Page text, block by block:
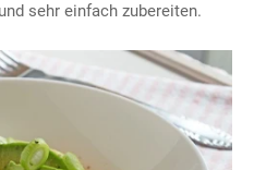
sehr einfach zubereiten.